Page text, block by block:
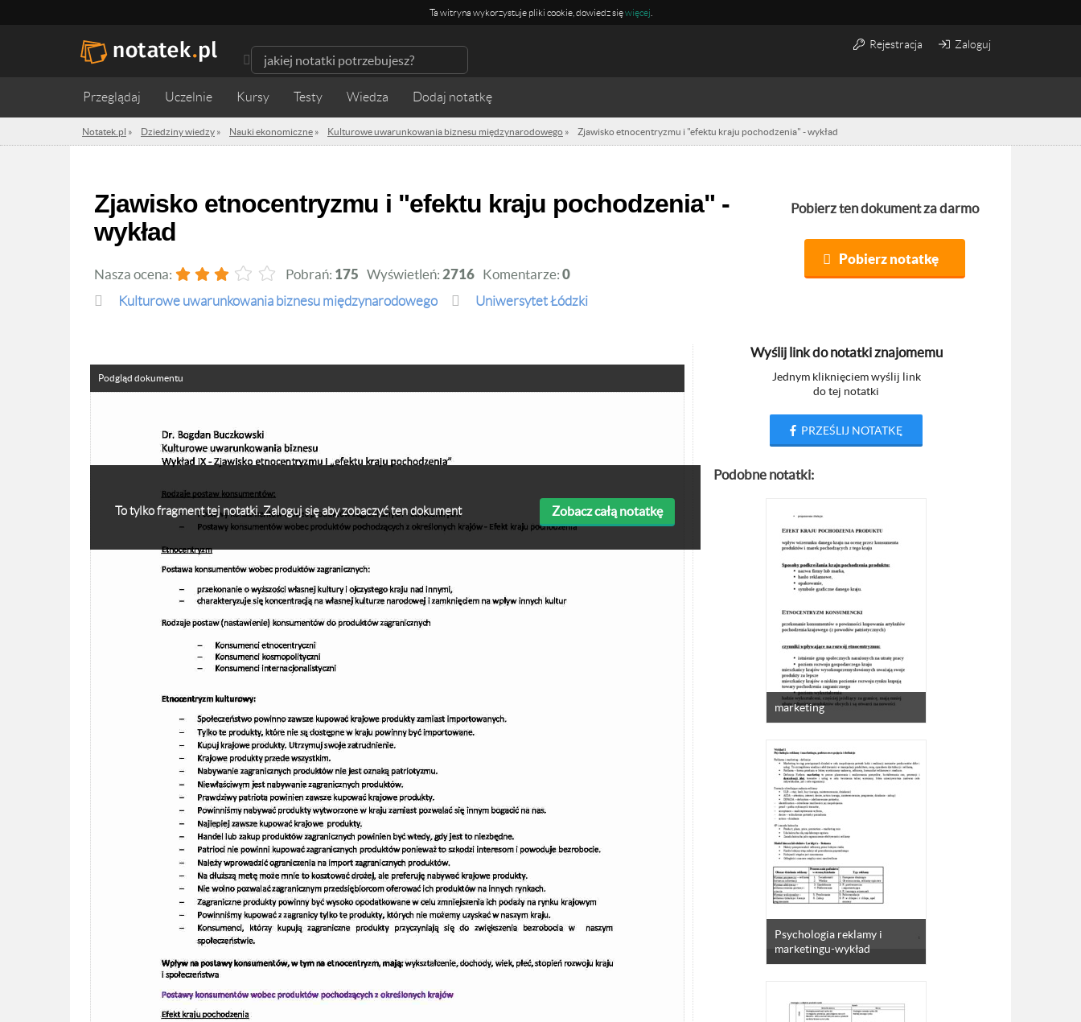
Ta witryna wykorzystuje pliki cookie, dowiedz sięwięcej
Rejestracja Zaloguj
Przeglądaj Uczelnie Kursy Testy Wiedza
Notatek.pl » Dziedziny wiedzy » Nauki ekonomiczne » Kulturowe uwarunkowania biznesu międzynarodowego » Zjawisko etnocentryzmu i "efektu kraju pochodzenia" - wykład
Zjawisko etnocentryzmu i "efektu kraju pochodzenia" -
wykład
Nasza ocena: Pobrań: 175 Wyświetleń: 2716 Komentarze: 0
Kulturowe uwarunkowania biznesu międzynarodowego Uniwersytet Łódzki
Pobierz ten dokument za darmo
Pobierz notatkę
To tylko fragment tej notatki. Zaloguj się aby zobaczyć ten dokument Zobacz całą notatkę
Podgląd dokumentu
Wyślij link do notatki znajomemu
Jednym kliknięciem wyślij link
do tej notatki
PRZEŚLIJ NOTATKĘ
Podobne notatki:
marketing
Psychologia reklamy i
marketingu-wykład